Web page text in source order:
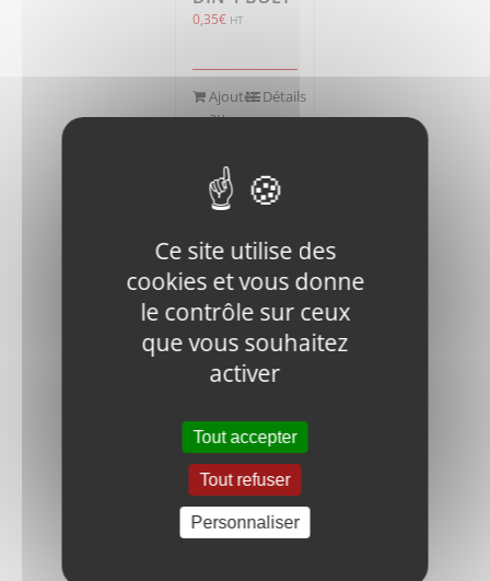
0,35€ HT
Ajouter
au
Détails
V400-60III-
060100
CUSHION
32,25€ HT
Ajouter
au
panier
Détails
Ce site utilise des
cookies et vous donne
le contrôle sur ceux
que vous souhaitez
activer
Tout accepter
Tout refuser
Personnaliser